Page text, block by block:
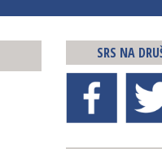
SRS NA